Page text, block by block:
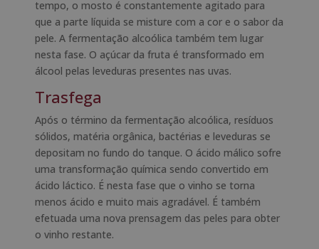
tempo, o mosto é constantemente agitado para
que a parte líquida se misture com a cor e o sabor da
pele. A fermentação alcoólica também tem lugar
nesta fase. O açúcar da fruta é transformado em
álcool pelas leveduras presentes nas uvas.
Trasfega
Após o término da fermentação alcoólica, resíduos
sólidos, matéria orgânica, bactérias e leveduras se
depositam no fundo do tanque. O ácido málico sofre
uma transformação química sendo convertido em
ácido láctico. É nesta fase que o vinho se torna
menos ácido e muito mais agradável. É também
efetuada uma nova prensagem das peles para obter
o vinho restante.